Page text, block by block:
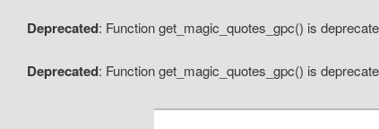
Deprecated: Function get_magic_quotes_gpc() is
Deprecated: Function get_magic_quotes_gpc() is